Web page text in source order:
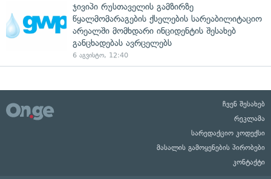
ჯივიპი რუსთაველის გამზირზე
წყალმომარაგების ქსელების სარეაბილიტაციო
არეალში მომხდარი ინციდენტის შესახებ
განცხადებას ავრცელებს
6 აგვისტო, 12:40
ჩვენ შესახებ
რეკლამა
სარედაქციო კოდექსი
მასალის გამოყენების პირობები
კონტაქტი